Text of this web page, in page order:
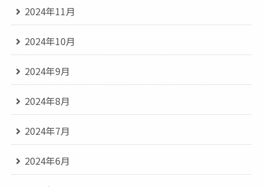
2024年11月
2024年10月
2024年9月
2024年8月
2024年7月
2024年6月